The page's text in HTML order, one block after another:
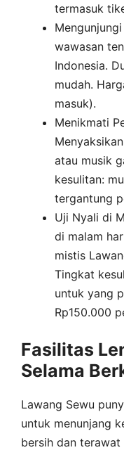
termasuk
wawasan
Indonesia.
mudah.
masuk).
Menikmati
atau musik
kesulitan:
tergantung
Uji Nyali di
di malam
mistis
Tingkat
untuk yang
Rp150.000
Fasilitas
Selama
Lawang Sewu
untuk menunjang
bersih dan